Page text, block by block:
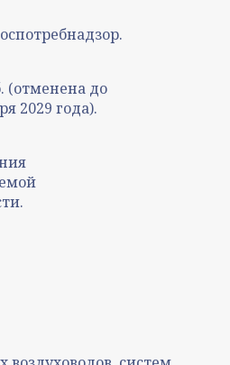
(отменена до
2029 года).